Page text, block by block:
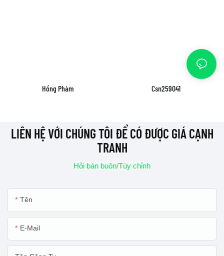
Hồng Phàm Csn259041
LIÊN HỆ VỚI CHÚNG TÔI ĐỂ CÓ ĐƯỢC GIÁ CẠNH
TRANH
Hỏi bán buôn/Tùy chỉnh
Tên
E-Mail